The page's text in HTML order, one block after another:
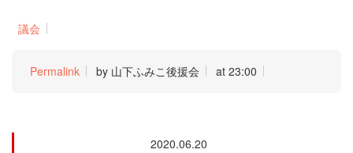
議会
Permalink by 山下ふみこ後援会 at 23:00
2020.06.20